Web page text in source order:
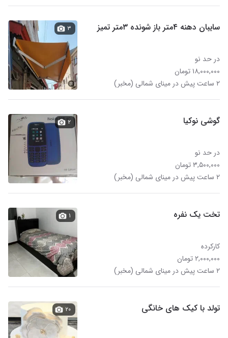
سایبان دهنه ۴متر باز شونده ۳متر تمیز
در حد نو
۱۸,۰۰۰,۰۰۰ تومان
۲ ساعت پیش در مینای شمالی (مخبر)
۳
گوشی نوکیا
در حد نو
۳,۵۰۰,۰۰۰ تومان
۲ ساعت پیش در مینای شمالی (مخبر)
۲
تخت یک نفره
کارکرده
۲,۰۰۰,۰۰۰ تومان
۲ ساعت پیش در مینای شمالی (مخبر)
۱
تولد با کیک های خانگی ۲۰